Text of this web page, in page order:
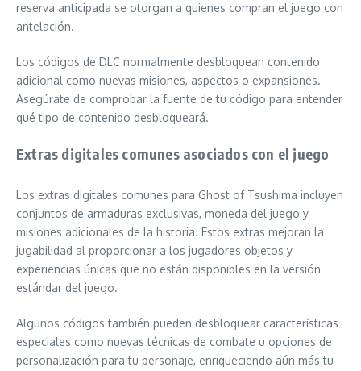
reserva anticipada se otorgan a quienes compran el juego con
antelación.
Los códigos de DLC normalmente desbloquean contenido
adicional como nuevas misiones, aspectos o expansiones.
Asegúrate de comprobar la fuente de tu código para entender
qué tipo de contenido desbloqueará.
Extras digitales comunes asociados con el juego
Los extras digitales comunes para Ghost of Tsushima incluyen
conjuntos de armaduras exclusivas, moneda del juego y
misiones adicionales de la historia. Estos extras mejoran la
jugabilidad al proporcionar a los jugadores objetos y
experiencias únicas que no están disponibles en la versión
estándar del juego.
Algunos códigos también pueden desbloquear características
especiales como nuevas técnicas de combate u opciones de
personalización para tu personaje, enriqueciendo aún más tu